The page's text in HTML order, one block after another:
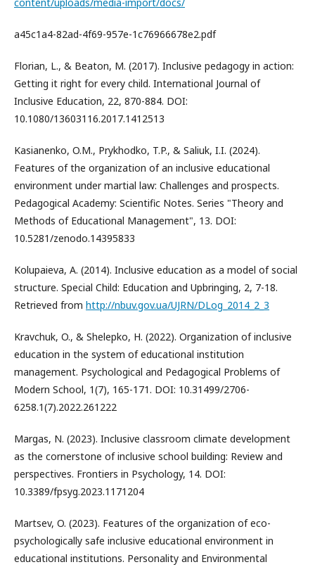
a45c1a4-82ad-4f69-957e-1c76966678e2.pdf
Florian, L., & Beaton, M. (2017). Inclusive pedagogy in action:
Getting it right for every child. International Journal of
Inclusive Education, 22, 870-884. DOI:
10.1080/13603116.2017.1412513
Kasianenko, O.M., Prykhodko, T.P., & Saliuk, I.I. (2024).
Features of the organization of an inclusive educational
environment under martial law: Challenges and prospects.
Pedagogical Academy: Scientific Notes. Series "Theory and
Methods of Educational Management", 13. DOI:
10.5281/zenodo.14395833
Kolupaieva, A. (2014). Inclusive education as a model of social
structure. Special Child: Education and Upbringing, 2, 7-18.
Retrieved from http://nbuv.gov.ua/UJRN/DLog_2014_2_3
Kravchuk, O., & Shelepko, H. (2022). Organization of inclusive
education in the system of educational institution
management. Psychological and Pedagogical Problems of
Modern School, 1(7), 165-171. DOI: 10.31499/2706-
6258.1(7).2022.261222
Margas, N. (2023). Inclusive classroom climate development
as the cornerstone of inclusive school building: Review and
perspectives. Frontiers in Psychology, 14. DOI:
10.3389/fpsyg.2023.1171204
Martsev, O. (2023). Features of the organization of eco-
psychologically safe inclusive educational environment in
educational institutions. Personality and Environmental